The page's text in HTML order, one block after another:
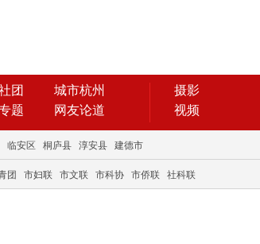
团
城市杭州
题 网友论道
摄影
视频
临安区 桐庐县 淳安县 建德市
团 市妇联 市文联 市科协 市侨联 社科联